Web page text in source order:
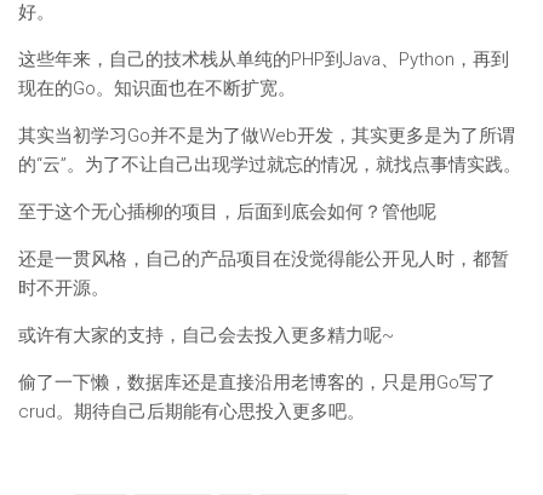
好。
这些年来，自己的技术栈从单纯的PHP到Java、Python，再到
现在的Go。知识面也在不断扩宽。
其实当初学习Go并不是为了做Web开发，其实更多是为了所谓
的“云”。为了不让自己出现学过就忘的情况，就找点事情实践。
至于这个无心插柳的项目，后面到底会如何？管他呢
还是一贯风格，自己的产品项目在没觉得能公开见人时，都暂
时不开源。
或许有大家的支持，自己会去投入更多精力呢~
偷了一下懒，数据库还是直接沿用老博客的，只是用Go写了
crud。期待自己后期能有心思投入更多吧。